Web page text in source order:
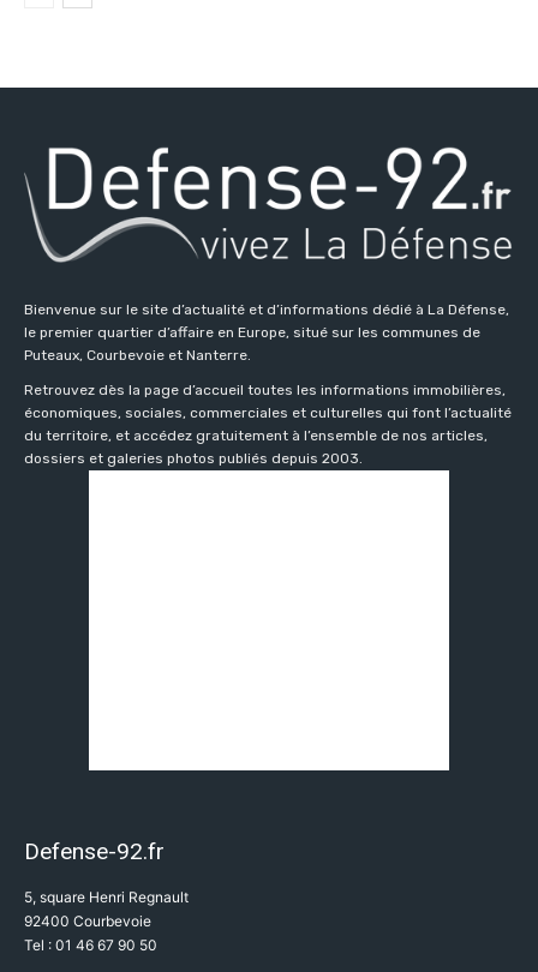
Bienvenue sur le site d’actualité et d’informations dédié à La Défense,
le premier quartier d’affaire en Europe, situé sur les communes de
Puteaux, Courbevoie et Nanterre.
Retrouvez dès la page d’accueil toutes les informations immobilières,
économiques, sociales, commerciales et culturelles qui font l’actualité
du territoire, et accédez gratuitement à l’ensemble de nos articles,
dossiers et galeries photos publiés depuis 2003.
Defense-92.fr
5, square Henri Regnault
92400 Courbevoie
Tel : 01 46 67 90 50